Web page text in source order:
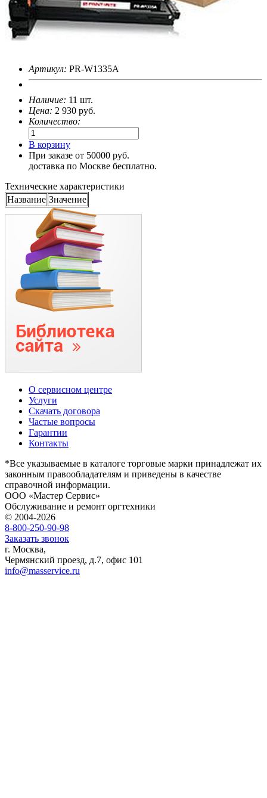
Артикул: PR-W1335A
Наличие: 11 шт.
Цена: 2 930 руб.
Количество:
В корзину
При заказе от 50000 руб.
доставка по Москве бесплатно.
Технические характеристики
Название Значение
О сервисном центре
Услуги
Скачать договора
Частые вопросы
Гарантии
Контакты
*Все указываемые в каталоге торговые марки принадлежат их
законным правообладателям и приведены в качестве
справочной информации.
ООО «Мастер Сервис»
Обслуживание и ремонт оргтехники
© 2004-2026
8-800-250-90-98
Заказать звонок
г. Москва,
Чермянский проезд, д.7, офис 101
info@masservice.ru